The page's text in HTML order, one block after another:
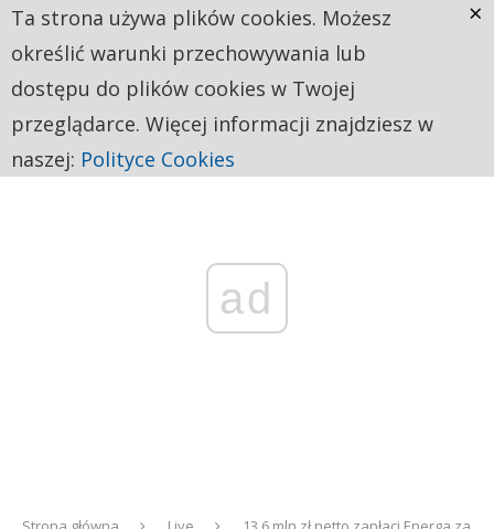
ad
Ta strona używa plików cookies. Możesz
określić warunki przechowywania lub
dostępu do plików cookies w Twojej
przeglądarce. Więcej informacji znajdziesz w
naszej: Polityce Cookies
×